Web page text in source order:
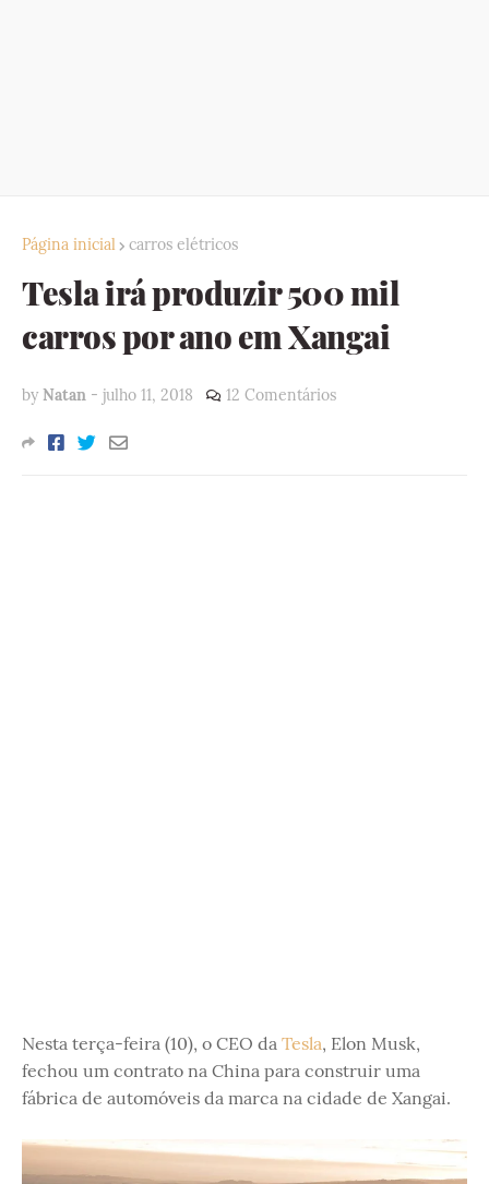
Página inicial carros elétricos
Tesla irá produzir 500 mil
carros por ano em Xangai
by Natan - julho 11, 2018 12 Comentários
Nesta terça-feira (10), o CEO da Tesla, Elon Musk,
fechou um contrato na China para construir uma
fábrica de automóveis da marca na cidade de Xangai.